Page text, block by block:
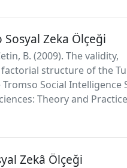
Zeka Ölçeği
B. (2009). The validity,
structure of the
Social Intelligence
Theory and
Zekâ Ölçeği